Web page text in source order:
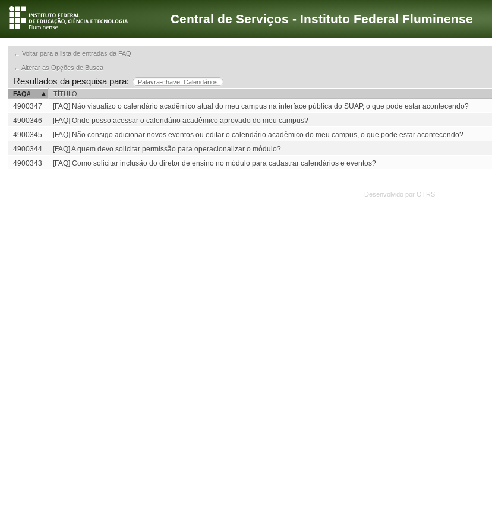
Central de Serviços - Instituto Federal Fluminense
← Voltar para a lista de entradas da FAQ
← Alterar as Opções de Busca
Resultados da pesquisa para:
Palavra-chave: Calendários
FAQ#
TÍTULO
4900347 [FAQ] Não visualizo o calendário acadêmico atual do meu campus na interface pública do SUAP, o que pode estar acontecendo?
4900346
[FAQ] Onde posso acessar o calendário acadêmico aprovado do meu campus?
4900345
[FAQ] Não consigo adicionar novos eventos ou editar o calendário acadêmico do meu campus, o que pode estar acontecendo?
4900344
[FAQ] A quem devo solicitar permissão para operacionalizar o módulo?
4900343
[FAQ] Como solicitar inclusão do diretor de ensino no módulo para cadastrar calendários e eventos?
Desenvolvido por OTRS